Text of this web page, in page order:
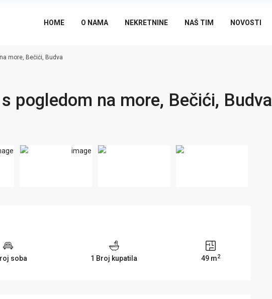
HOME O NAMA NEKRETNINE NAŠ TIM NOVOSTI
more, Bečići, Budva
pogledom na more, Bečići, Budva
soba 1 Broj kupatila 49 m2